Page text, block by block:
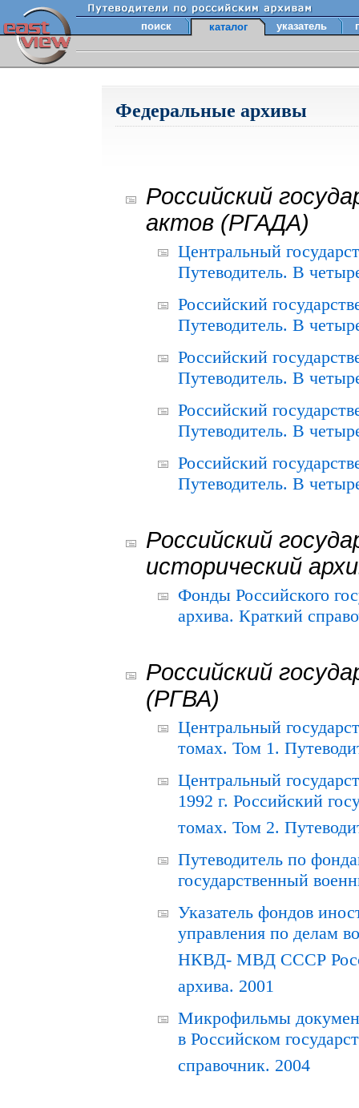
поиск каталог указатель
Федеральные архивы
Российский
актов (РГАДА)
Центральный
Путеводитель. В
Российский
Путеводитель. В
Российский
Путеводитель. В
Российский
Путеводитель. В
Российский
Путеводитель. В
Российский
исторический
Фонды Российского
архива. Краткий
Российский
(РГВА)
Центральный
томах. Том 1.
Центральный
1992 г. Российский
томах. Том 2.
Путеводитель по
государственный
Указатель фондов
управления по делам
НКВД- МВД СССР
архива. 2001
Микрофильмы
в Российском
справочник. 2004